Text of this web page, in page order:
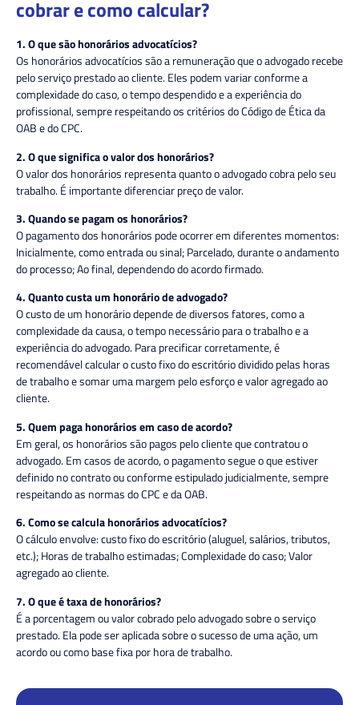
cobrar e como calcular?
1. O que são honorários advocatícios?
Os honorários advocatícios são a remuneração que o advogado recebe
pelo serviço prestado ao cliente. Eles podem variar conforme a
complexidade do caso, o tempo despendido e a experiência do
profissional, sempre respeitando os critérios do Código de Ética da
OAB e do CPC.
2. O que significa o valor dos honorários?
O valor dos honorários representa quanto o advogado cobra pelo seu
trabalho. É importante diferenciar preço de valor.
3. Quando se pagam os honorários?
O pagamento dos honorários pode ocorrer em diferentes momentos:
Inicialmente, como entrada ou sinal; Parcelado, durante o andamento
do processo; Ao final, dependendo do acordo firmado.
4. Quanto custa um honorário de advogado?
O custo de um honorário depende de diversos fatores, como a
complexidade da causa, o tempo necessário para o trabalho e a
experiência do advogado. Para precificar corretamente, é
recomendável calcular o custo fixo do escritório dividido pelas horas
de trabalho e somar uma margem pelo esforço e valor agregado ao
cliente.
5. Quem paga honorários em caso de acordo?
Em geral, os honorários são pagos pelo cliente que contratou o
advogado. Em casos de acordo, o pagamento segue o que estiver
definido no contrato ou conforme estipulado judicialmente, sempre
respeitando as normas do CPC e da OAB.
6. Como se calcula honorários advocatícios?
O cálculo envolve: custo fixo do escritório (aluguel, salários, tributos,
etc.); Horas de trabalho estimadas; Complexidade do caso; Valor
agregado ao cliente.
7. O que é taxa de honorários?
É a porcentagem ou valor cobrado pelo advogado sobre o serviço
prestado. Ela pode ser aplicada sobre o sucesso de uma ação, um
acordo ou como base fixa por hora de trabalho.